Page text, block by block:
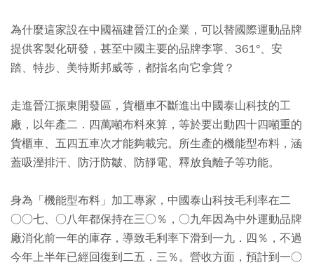
為什麼這家設在中國福建晉江的企業，可以替國際運動品牌
提供客製化研發，甚至中國主要的品牌李寧、361°、安
踏、特步、美特斯邦威等，都指名向它拿貨？
走進晉江振東開發區，貨櫃車不斷進出中國泰山科技的工
廠，以年產二．四萬噸布料來算，等於要出動四十四噸重的
貨櫃車、五四五車次才能夠載完。所生產的機能型布料，涵
蓋吸溼排汗、防汙防皺、防靜電、釋放負離子等功能。
身為「機能型布料」加工專家，中國泰山科技毛利率在二
○○七、○八年都保持在三○％，○九年因為中外運動品牌
廠消化前一年的庫存，導致毛利率下滑到一九．四％，不過
今年上半年已經回復到二五．三％。營收方面，預計到一○